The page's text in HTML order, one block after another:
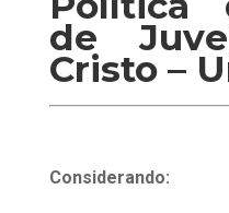
de
Cristo –
Considerando: